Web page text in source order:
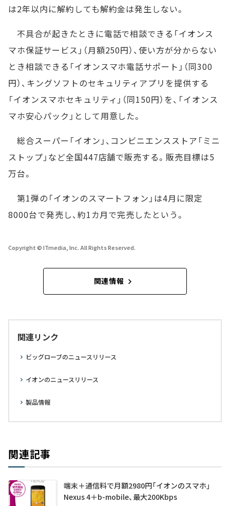
は2年以内に解約しても解約金は発生しない。
不具合が起きたときに電話で相談できる「イオンス
マホ保証サービス」（月額250円）、使い方が分からない
とき相談できる「イオンスマホ電話サポート」（同300
円）、キングソフトのセキュリティアプリを提供する
「イオンスマホセキュリティ」（同150円）を、「イオンス
マホ安心パック」として用意した。
総合スーパー「イオン」、コンビニエンスストア「ミニ
ストップ」など全国447店舗で販売する。販売目標は5
万台。
第1弾の「イオンのスマートフォン」は4月に限定
8000台で発売し、約1カ月で完売したという。
Copyright © ITmedia, Inc. All Rights Reserved.
関連情報
関連リンク
ビッグローブのニュースリリース
イオンのニュースリリース
製品情報
関連記事
端末＋通信料で月額2980円「イオンのスマホ」
Nexus 4＋b-mobile、最大200Kbps